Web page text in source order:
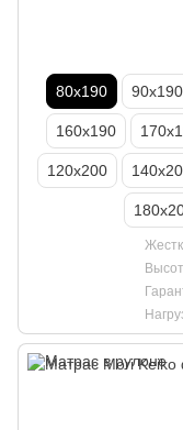
80х190 90х190
160х190
120х200